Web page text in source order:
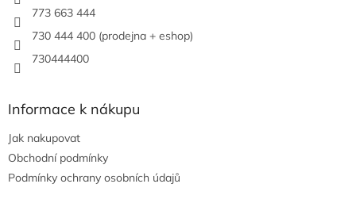
773 663 444
730 444 400 (prodejna + eshop)
730444400
Informace k nákupu
Jak nakupovat
Obchodní podmínky
Podmínky ochrany osobních údajů